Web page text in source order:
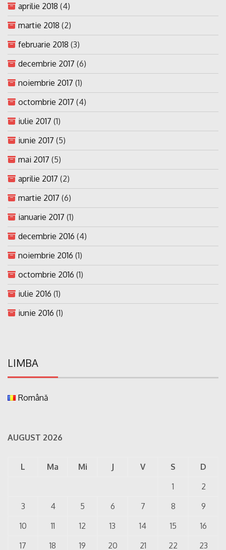
aprilie 2018 (4)
martie 2018 (2)
februarie 2018 (3)
decembrie 2017 (6)
noiembrie 2017 (1)
octombrie 2017 (4)
iulie 2017 (1)
iunie 2017 (5)
mai 2017 (5)
aprilie 2017 (2)
martie 2017 (6)
ianuarie 2017 (1)
decembrie 2016 (4)
noiembrie 2016 (1)
octombrie 2016 (1)
iulie 2016 (1)
iunie 2016 (1)
LIMBA
Română
AUGUST 2026
L Ma Mi J V S
D
1
2
3
4 5 6 7 8
9
10
11 12 13 14 15
16
17
18 19 20 21 22 23